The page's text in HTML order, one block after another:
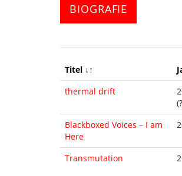
BIOGRAFIE
Titel ↓↑
thermal drift
Blackboxed Voices – I am
Here
Transmutation